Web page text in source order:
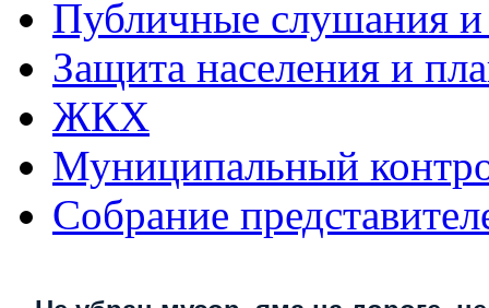
Публичные слушания
Защита населения и
ЖКХ
Муниципальный
Собрание